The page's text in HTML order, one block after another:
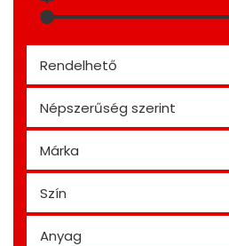
Rendelhető
Népszerűség szerint
Márka
Szín
Anyag